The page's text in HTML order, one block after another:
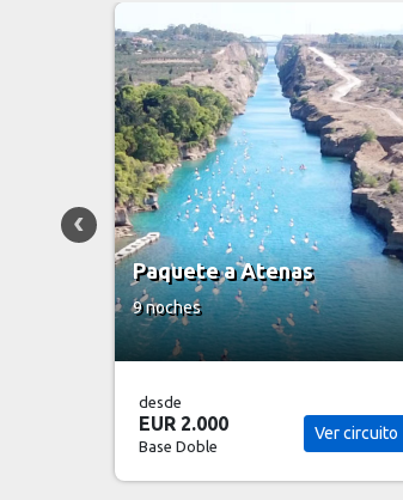
Paquete a Helsinki
9 noches
desde
EUR 2.325
Base Doble
Ver circuito